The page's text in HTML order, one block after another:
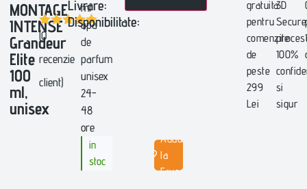
MONTAGE
INTENSE
Grandeur
Elite
100
ml,
unisex
Evaluat la
5.00din 5
pe baza
unei
singure
evaluări
(O
recenzie
client)
Livrare:
Disponibilitate:
ml
apa
de
parfum
unisex
24-
48
ore
in
stoc
Adauga
la
Favorite
gratuita
pentru
comenzile
de
peste
299
Lei
3D
100%
si
sigur